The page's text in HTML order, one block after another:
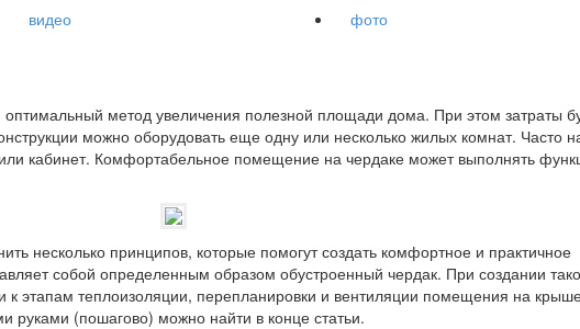
видео фото
метод увеличения полезной площади дома. При этом затраты
можно оборудовать еще одну или несколько жилых комнат. Часто
кабинет. Комфортабельное помещение на чердаке может выполнять
несколько принципов, которые помогут создать комфортное и практичное
собой определенным образом обустроенный чердак. При создании
к этапам теплоизоляции, перепланировки и вентиляции помещения на
руками (пошагово) можно найти в конце статьи.